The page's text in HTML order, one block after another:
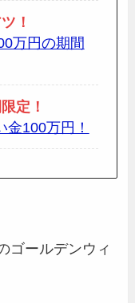
！
万円の期間
定 ！
100万円！
ゴールデンウィ